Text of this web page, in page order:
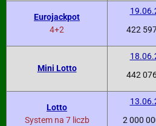
Eurojackpot
4+2
422
Mini Lotto
442
Lotto
System na 7 liczb
2 000